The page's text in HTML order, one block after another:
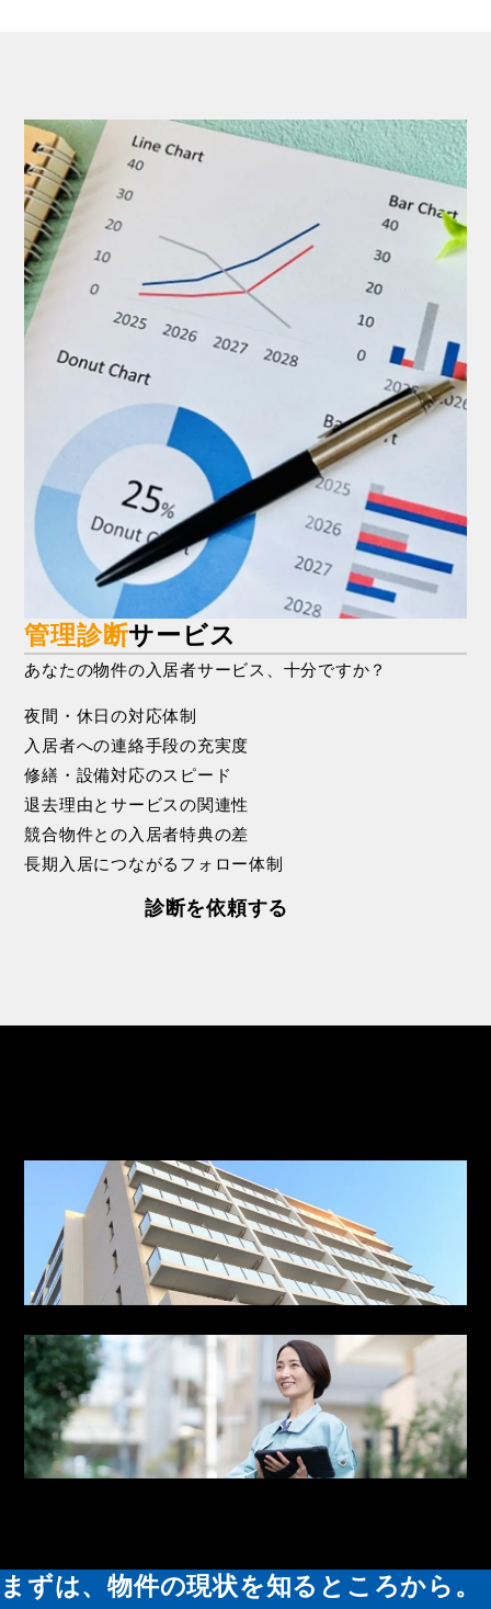
管理診断サービス
あなたの物件の入居者サービス、十分ですか？
夜間 ・ 休日の対応体制
入 居者への連絡手段の充実度
修繕 ・ 設備対応のス ピー ド
退去理由とサー ビスの関連性
競合物件との 入 居者特典の差
長期 入 居につながる フ ォ ロー体制
診断を依頼する
まずは、物件の現状を知るところから。